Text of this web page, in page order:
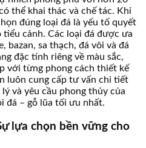
thể khai thác và chế tác. Khi
đúng loại đá là yếu tố quyết
cảnh. Các loại đá được ưa
bazan, sa thạch, đá vôi và đá
đặc tính riêng về màu sắc,
với từng phong cách thiết kế
luôn cung cấp tư vấn chi tiết
và yêu cầu phong thủy của
đá – gỗ lũa tối ưu nhất.
lựa chọn bền vững cho